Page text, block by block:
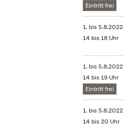
Eintritt frei
1. bis5.8.2022
14 bis 18 Uhr
1. bis5.8.2022
14 bis 19 Uhr
Eintritt frei
1. bis5.8.2022
14 bis 20 Uhr